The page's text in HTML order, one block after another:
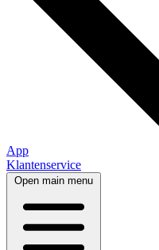
App
Klantenservice
Open main menu